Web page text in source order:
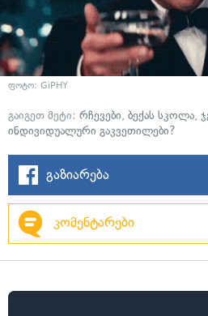
ფოტო: GiPHY
გაიგეთ მეტი: რჩევები, ბექას სკოლა,
ინდივიდუალური გაკვეთილები?
გაზიარება
კომენტარები